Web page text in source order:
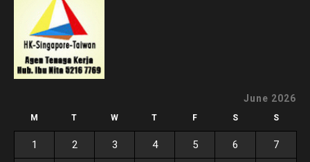
June 2026
M T W T F S S
1 2 3 4 5 6 7